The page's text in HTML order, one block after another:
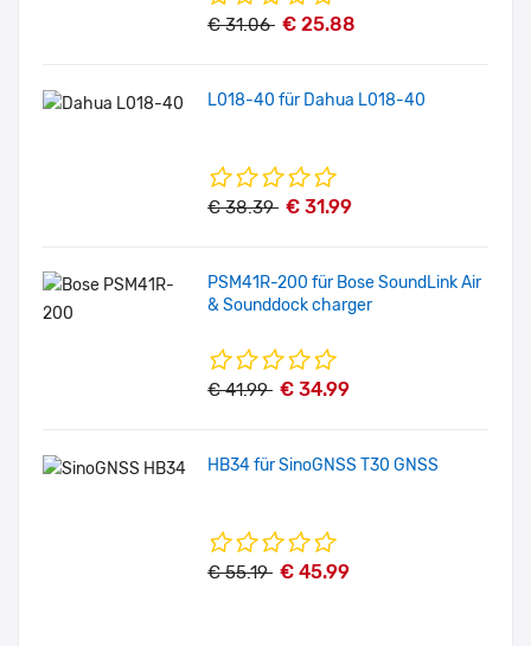
€ 31.06 € 25.88
L018-40 für Dahua L018-40
€ 38.39 € 31.99
PSM41R-200 für Bose SoundLink Air
& Sounddock charger
€ 41.99 € 34.99
HB34 für SinoGNSS T30 GNSS
€ 55.19 € 45.99